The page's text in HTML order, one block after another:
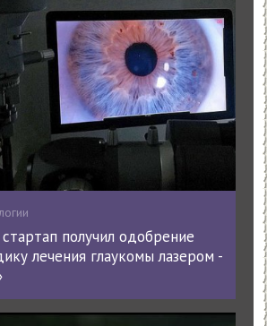
получил одобрение
лечения глаукомы лазером -